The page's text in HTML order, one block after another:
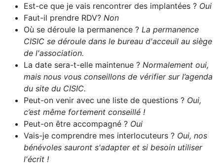
Est-ce que je vais rencontrer des implantées ? Oui
Faut-il prendre RDV? Non
Où se déroule la permanence ? La permanence
CISIC se déroule dans le bureau d'acceuil au siège
de l'association.
La date sera-t-elle maintenue ? Normalement oui,
mais nous vous conseillons de vérifier sur l’agenda
du site du CISIC.
Peut-on venir avec une liste de questions ? Oui,
c’est même fortement conseillé !
Peut-on être accompagné ? Oui
Vais-je comprendre mes interlocuteurs ? Oui, nos
bénévoles sauront s'adapter et si besoin utiliser
l'écrit !